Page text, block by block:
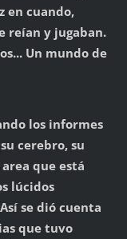
en cuando,
reían y jugaban.
Un mundo de
los informes
cerebro, su
que está
lúcidos
se dió cuenta
que tuvo